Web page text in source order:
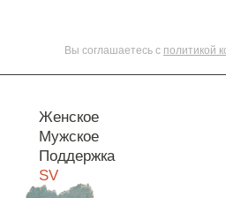
Вы соглашаетесь с политикой
Женское
Мужское
Поддержка
SV